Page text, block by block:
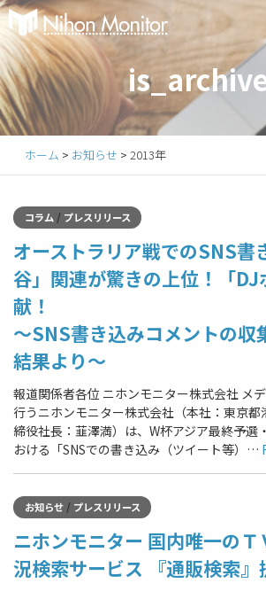
Primary
Menu
S
i
p
t
o
c
ホーム > お知らせ > 2013年
コラム/ プレスリリース
オーストラリア戦でのSNS書
谷」関連が驚きの上位！「DJ
献！
～SNS書き込みコメントの収
結果より～
報道関係者各位 ニホンモニター株式会社 メ
行うニホンモニター株式会社（本社：東京
締役社長：韮澤満）は、W杯アジア最終予選
おける「SNSでの書き込み（ツイート等）…
お知らせ/ プレスリリース
ニホンモニター 国内唯一の
況検索サービス 『通販検索』